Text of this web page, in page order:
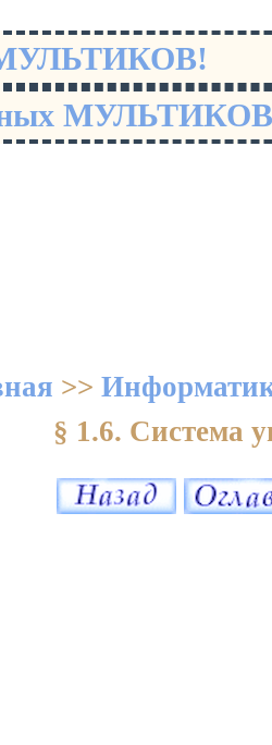
>>
§ 1.6. Система